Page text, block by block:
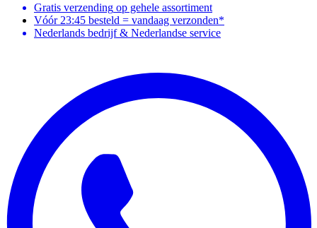
Gratis verzending op gehele assortiment
Vóór 23:45 besteld = vandaag verzonden*
Nederlands bedrijf & Nederlandse service